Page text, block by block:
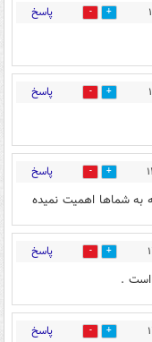
9 پاسخ
9 پاسخ
3 پاسخ
به شماها اهمیت نمیده
4 پاسخ
است .
7 پاسخ